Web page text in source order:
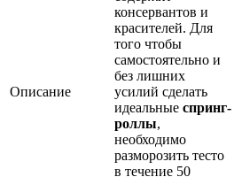
Описание
консервантов и
красителей. Для
того чтобы
самостоятельно и
без лишних
усилий сделать
идеальные спринг-
роллы,
необходимо
разморозить тесто
в течение 50